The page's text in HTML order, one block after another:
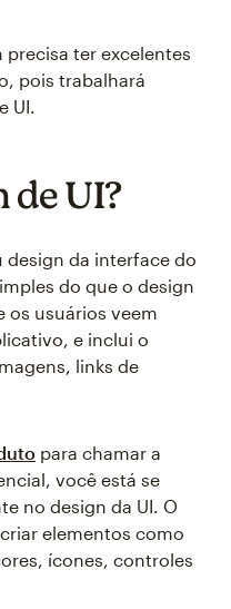
precisa ter excelentes
pois trabalhará
UI.
de UI?
design da interface do
do que o design
os usuários veem
e inclui o
links de
para chamar a
você está se
no design da UI. O
elementos como
ícones, controles